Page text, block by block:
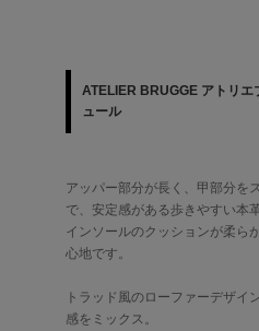
ATELIER BRUGGE アトリエ
ュール
アッパー部分が長く、甲部分を
で、安定感がある歩きやすい本
インソールのクッションが柔ら
心地です。
トラッド風のローファーデザイ
感をミックス。